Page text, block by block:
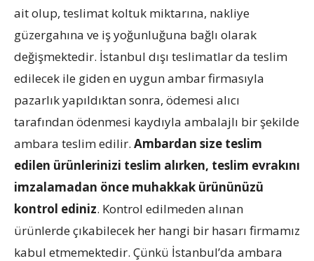
ait olup, teslimat koltuk miktarına, nakliye
güzergahına ve iş yoğunluğuna bağlı olarak
değişmektedir. İstanbul dışı teslimatlar da teslim
edilecek ile giden en uygun ambar firmasıyla
pazarlık yapıldıktan sonra, ödemesi alıcı
tarafından ödenmesi kaydıyla ambalajlı bir şekilde
ambara teslim edilir. Ambardan size teslim
edilen ürünlerinizi teslim alırken, teslim evrakını
imzalamadan önce muhakkak ürününüzü
kontrol ediniz. Kontrol edilmeden alınan
ürünlerde çıkabilecek her hangi bir hasarı firmamız
kabul etmemektedir. Çünkü İstanbul’da ambara